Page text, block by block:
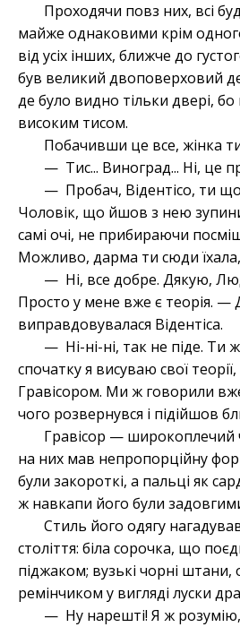
Проходячи повз них, всі
майже однаковими крім
від усіх інших, ближче до
був великий двоповерховий
де було видно тільки двері, бо
високим тисом.
Побачивши це все, жінка
— Тис... Виноград... Ні, це
— Пробач, Відентісо, ти
Чоловік, що йшов з нею
самі очі, не прибираючи
Можливо, дарма ти сюди
— Ні, все добре. Дякую,
Просто у мене вже є теорія.
виправдовувалася Відентіса.
— Ні-ні-ні, так не піде. Ти
спочатку я висуваю свої
Гравісором. Ми ж говорили
чого розвернувся і підійшов
Гравісор — широкоплечий
на них мав непропорційну
були закороткі, а пальці як
ж навкапи його були
Стиль його одягу
століття: біла сорочка, що
піджаком; вузькі чорні штани,
ремінчиком у вигляді луски
— Ну нарешті! Я ж